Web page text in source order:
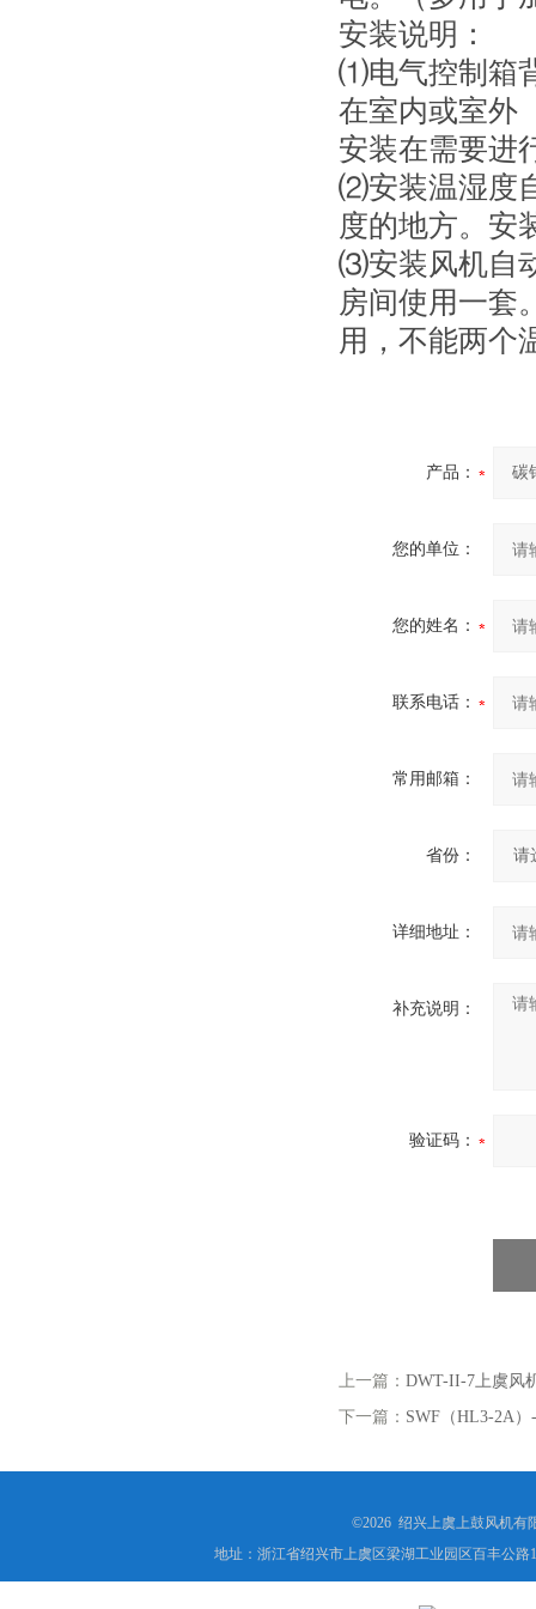
安装说明：
⑴电气控制箱
在室内或室外
安装在需要进
⑵安装温湿度
度的地方。安
⑶安装风机自
房间使用一套
用，不能两个
产品：
您的单位：
您的姓名：
联系电话：
常用邮箱：
省份：
详细地址：
补充说明：
验证码：
上一篇： DWT-II-7上虞风
下一篇： SWF（HL3-2A
©2026 绍兴上虞上鼓风机有
地址：浙江省绍兴市上虞区梁湖工业园区百丰公路